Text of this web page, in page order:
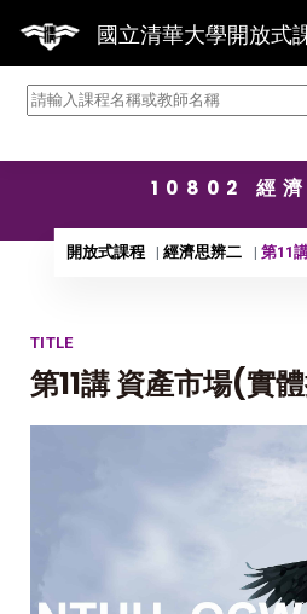
國立清華大學開放式
10802 經濟
開放式課程 經濟思辨二 第11
TITLE
第11講 資產市場(實